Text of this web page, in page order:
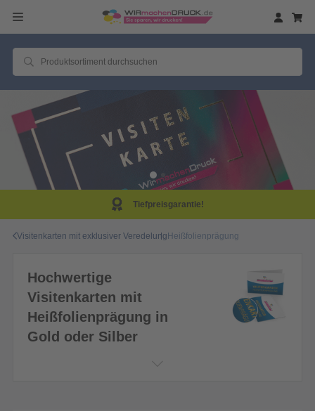
Tiefpreisgarantie!
Visitenkarten mit exklusiver VeredelungHeißfolienprägung
Hochwertige
Visitenkarten mit
Heißfolienprägung in
Gold oder Silber